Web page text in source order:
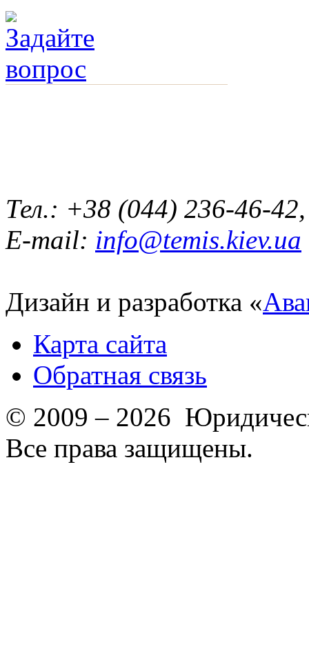
Тел.: +38 (044) 236-46-
E-mail: info@temis.kiev.ua
Дизайн и разработка «
Карта сайта
Обратная связь
© 2009 – 2026
Все права защищены.